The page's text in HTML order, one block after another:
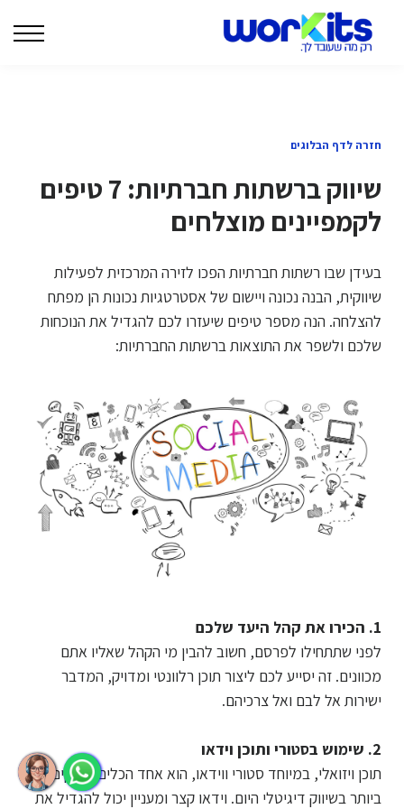
חזרה לדף הבלוגים
שיווק ברשתות חברתיות: 7 טיפים
לקמפיינים מוצלחים
בעידן שבו רשתות חברתיות הפכו לזירה המרכזית לפעילות
שיווקית, הבנה נכונה ויישום של אסטרטגיות נכונות הן מפתח
להצלחה. הנה מספר טיפים שיעזרו לכם להגדיל את הנוכחות
שלכם ולשפר את התוצאות ברשתות החברתיות:
1. הכירו את קהל היעד שלכם
לפני שתתחילו לפרסם, חשוב להבין מי הקהל שאליו אתם
מכוונים. זה יסייע לכם ליצור תוכן רלוונטי ומדויק, המדבר
ישירות אל לבם ואל צרכיהם.
2. שימוש בסטורי ותוכן וידאו
תוכן ויזואלי, במיוחד סטורי ווידאו, הוא אחד הכלים החזקים
ביותר בשיווק דיגיטלי היום. וידאו קצר ומעניין יכול להגדיל את